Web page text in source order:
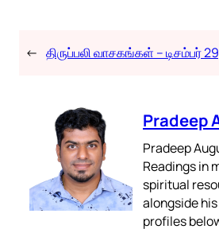
← திருப்பலி வாசகங்கள் – டிசம்பர்
Pradeep
Pradeep
Readings in
spiritual
alongside
profiles